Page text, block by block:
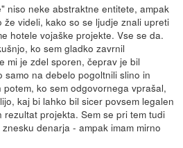
niso neke abstraktne entitete, ampak
že videli, kako so se ljudje znali upreti
hotele vojaške projekte. Vse se da.
ko sem gladko zavrnil
mi je zdel sporen, čeprav je bil
samo na debelo pogoltnili slino in
ko sem odgovornega vprašal,
kaj bi lahko bil sicer povsem legalen
projekta. Sem se pri tem tudi
denarja - ampak imam mirno